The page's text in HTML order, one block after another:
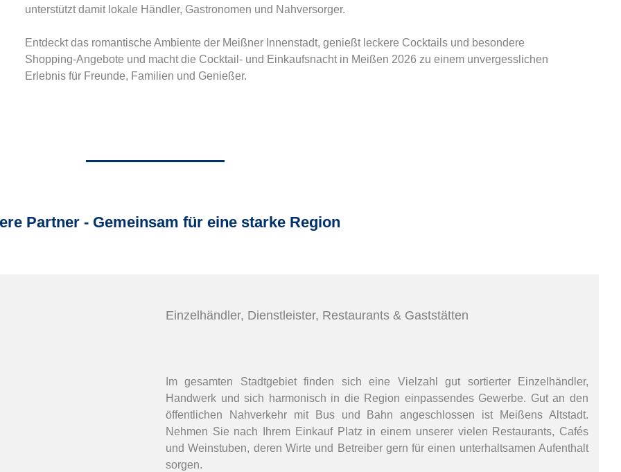
unterstützt damit lokale Händler, Gastronomen und Nahversorger.
Entdeckt das romantische Ambiente der Meißner Innenstadt, genießt leckere Cocktails und besondere
Shopping-Angebote und macht die Cocktail- und Einkaufsnacht in Meißen 2026 zu einem unvergesslichen
Erlebnis für Freunde, Familien und Genießer.
Partner - Gemeinsam für eine starke Region
Einzelhändler, Dienstleister, Restaurants & Gaststätten
Im gesamten Stadtgebiet finden sich eine Vielzahl gut sortierter Einzelhändler,
Handwerk und sich harmonisch in die Region einpassendes Gewerbe. Gut an den
öffentlichen Nahverkehr mit Bus und Bahn angeschlossen ist Meißens Altstadt.
Nehmen Sie nach Ihrem Einkauf Platz in einem unserer vielen Restaurants, Cafés
und Weinstuben, deren Wirte und Betreiber gern für einen unterhaltsamen Aufenthalt
sorgen.